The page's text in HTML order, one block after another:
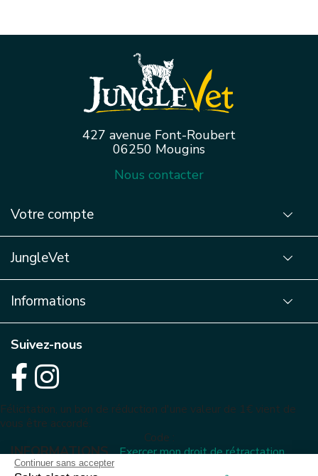
Continuer sans accepter
427 avenue Font-Roubert
06250 Mougins
Nous contacter
Votre compte
JungleVet
Informations
Suivez-nous
Félicitation, un bon de réduction d'une valeur de 1€ vient de
vous être accordé.
Code :
INFORMATIONS Exercer mon droit de rétractation